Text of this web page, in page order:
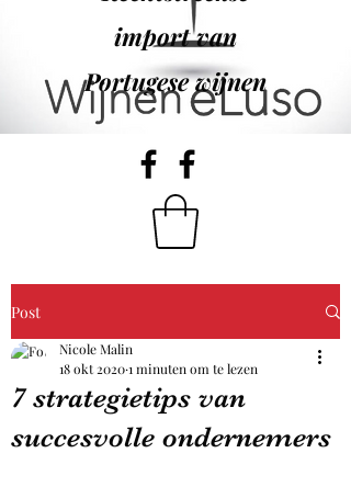
import van
Portugese wijnen
Post
7 strategietips van
succesvolle ondernemers
Nicole Malin
18 okt 20201 minuten om te lezen